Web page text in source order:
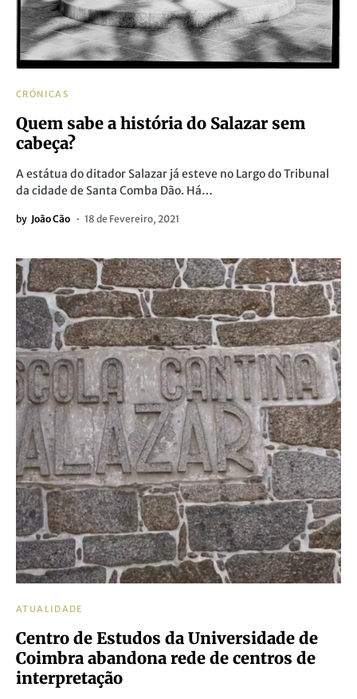
CRÓNICAS
Quem sabe a história do Salazar sem
cabeça?
A estátua do ditador Salazar já esteve no Largo do Tribunal
da cidade de Santa Comba Dão. Há…
by João Cão 18 de Fevereiro, 2021
ATUALIDADE
Centro de Estudos da Universidade de
Coimbra abandona rede de centros de
interpretação